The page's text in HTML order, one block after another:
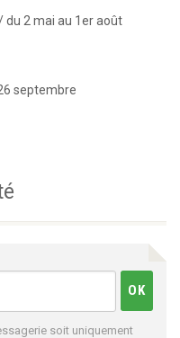
du 2 mai au 1er août
septembre
soit uniquement